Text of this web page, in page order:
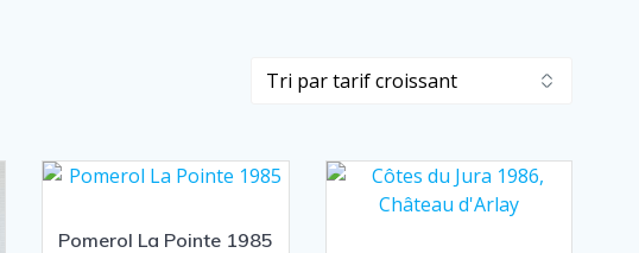
Pomerol La Pointe 1985